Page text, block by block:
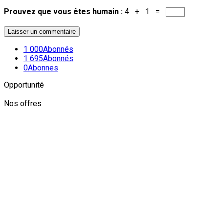
Prouvez que vous êtes humain : 4 + 1 =
1 000Abonnés
1 695Abonnés
0Abonnes
Opportunité
Nos offres